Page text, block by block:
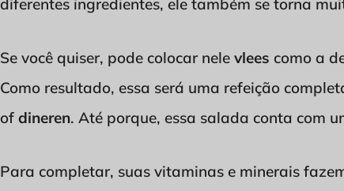
diferentes ingredientes, ele também se torna
Se você quiser, pode colocar nele vlees como a
Como resultado, essa será uma refeição
of dineren. Até porque, essa salada conta com
Para completar, suas vitaminas e minerais